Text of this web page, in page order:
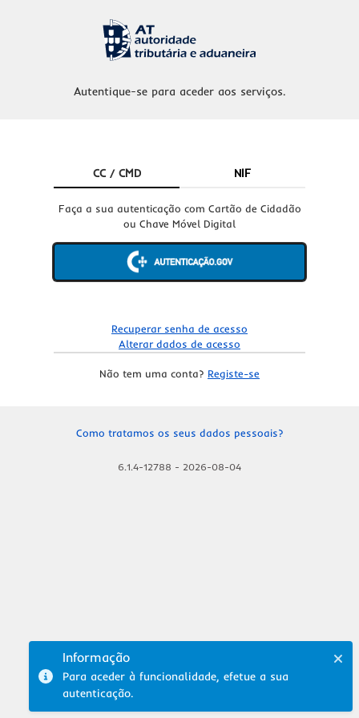
Autentique-se para aceder aos serviços.
CC / CMD NIF
Faça a sua autenticação com Cartão de Cidadão
ou Chave Móvel Digital
Recuperar senha de acesso
Alterar dados de acesso
Não tem uma conta? Registe-se
Como tratamos os seus dados pessoais?
6.1.4-12788 - 2026-08-04
Informação
Para aceder à funcionalidade, efetue a sua
autenticação.